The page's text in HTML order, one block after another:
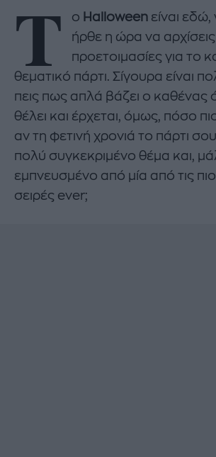
Τ ο Halloween είναι εδώ,
ήρθε η ώρα να αρχίσεις
προετοιμασίες για το
θεματικό πάρτι. Σίγουρα είναι
πεις πως απλά βάζει ο καθένας
θέλει και έρχεται, όμως, πόσο
αν τη φετινή χρονιά το πάρτι
πολύ συγκεκριμένο θέμα και,
εμπνευσμένο από μία από τις
σειρές ever;